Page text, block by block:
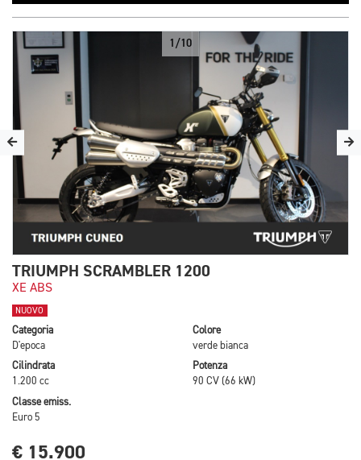
1/10
TRIUMPH SCRAMBLER 1200
XE ABS
NUOVO
Categoria
D'epoca
Colore
verde bianca
Cilindrata
1.200 cc
Potenza
90 CV (66 kW)
Classe emiss.
Euro 5
€ 15.900